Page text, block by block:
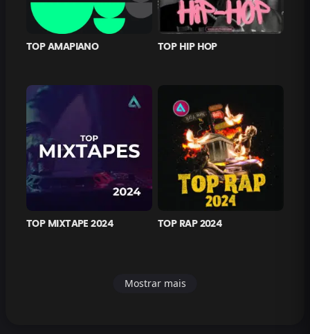
TOP AMAPIANO TOP HIP HOP
TOP MIXTAPE 2024 TOP RAP 2024
Mostrar mais